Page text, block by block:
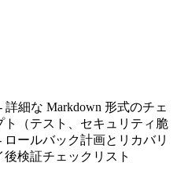
細な Markdown 形式のチェ
（テスト、セキュリティ脆
ールバック計画とリカバリ
検証チェックリスト